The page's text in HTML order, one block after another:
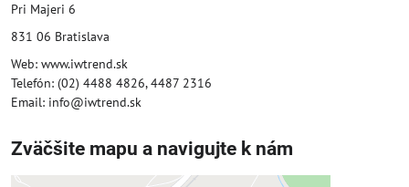
Pri Majeri 6
831 06 Bratislava
Web: www.iwtrend.sk
Telefón: (02) 4488 4826, 4487 2316
Email: info@iwtrend.sk
Zväčšite mapu a navigujte k nám